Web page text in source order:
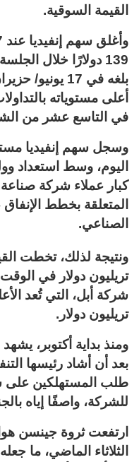
القيمة السوقية.
139 دولارًا خلال
في التاسع عشر من
وسجل سهم إنفيديا
اليوم، وسط استعداد
كبار عملاء شركة صناعة
المتعلقة بخطط الإنفاق
الصناعي.
تريليون دولار في
تريليون دولار.
بعد أن أشاد رئيسها
طلب المستهلكين على
للشركة، واصفًا إياه
الثلاثاء الماضي، ما